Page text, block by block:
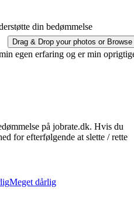
din bedømmelse
Drag & Drop your photos or Browse
egen erfaring og er min
på jobrate.dk. Hvis du
for efterfølgende at slette / rette
Meget dårlig